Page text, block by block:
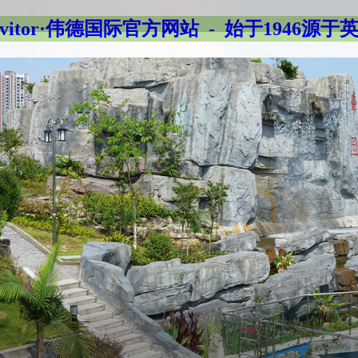
伟德国际官方网站 - 始于1946源于